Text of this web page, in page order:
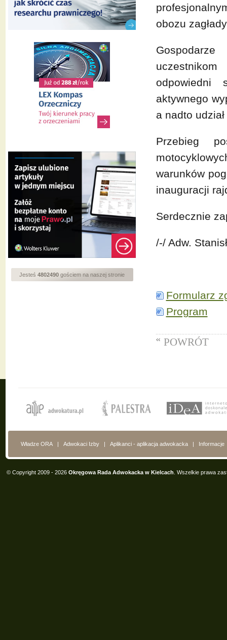
obozu
odpowiedni
aktywnego
a nadto
Przebieg
warunków
inauguracji
Serdecznie
/-/ Adw.
Formularz
Program
POWRÓT
Jesteś 4802490 gościem na naszej stronie
Władze ORA | Adwokaci Izby | Aplikanci - aplikacja adwokacka | Informacje
© Copyright 2009 - 2026 Okręgowa Rada Adwokacka w Kielcach . Wszelkie prawa